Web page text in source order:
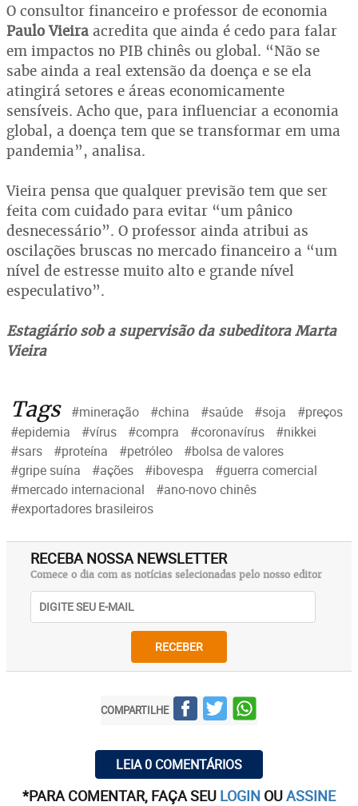
O consultor financeiro e professor de economia
Paulo Vieira acredita que ainda é cedo para falar
em impactos no PIB chinês ou global. “Não se
sabe ainda a real extensão da doença e se ela
atingirá setores e áreas economicamente
sensíveis. Acho que, para influenciar a economia
global, a doença tem que se transformar em uma
pandemia”, analisa.
Vieira pensa que qualquer previsão tem que ser
feita com cuidado para evitar “um pânico
desnecessário”. O professor ainda atribui as
oscilações bruscas no mercado financeiro a “um
nível de estresse muito alto e grande nível
especulativo”.
Estagiário sob a supervisão da subeditora Marta
Vieira
Tags #mineração #china #saúde #soja
#preços
#epidemia
#vírus #compra #coronavírus
#nikkei
#sars
#proteína #petróleo
#bolsa de valores
#gripe suína
#ações #ibovespa
#guerra comercial
#mercado internacional
#ano-novo chinês
#exportadores brasileiros
RECEBA NOSSA NEWSLETTER
Comece o dia com as notícias selecionadas pelo nosso editor
RECEBER
COMPARTILHE
LEIA 0 COMENTÁRIOS
*PARA COMENTAR, FAÇA SEU LOGIN OUASSINE